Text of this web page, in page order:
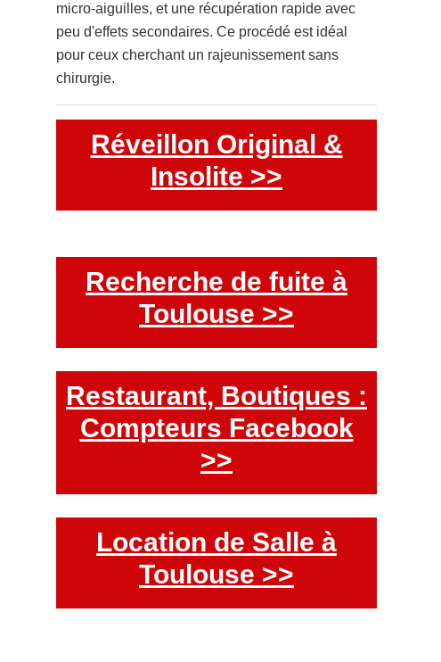
micro-aiguilles, et une récupération rapide avec
peu d'effets secondaires. Ce procédé est idéal
pour ceux cherchant un rajeunissement sans
chirurgie.
Réveillon Original &
Insolite >>
Recherche de fuite à
Toulouse >>
Restaurant, Boutiques :
Compteurs Facebook
>>
Location de Salle à
Toulouse >>